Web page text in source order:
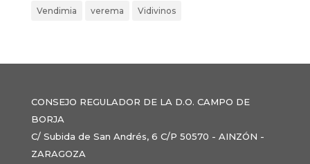
Vendimia verema Vidivinos
CONSEJO REGULADOR DE LA D.O. CAMPO DE
BORJA
C/ Subida de San Andrés, 6 C/P 50570 - AINZÓN -
ZARAGOZA